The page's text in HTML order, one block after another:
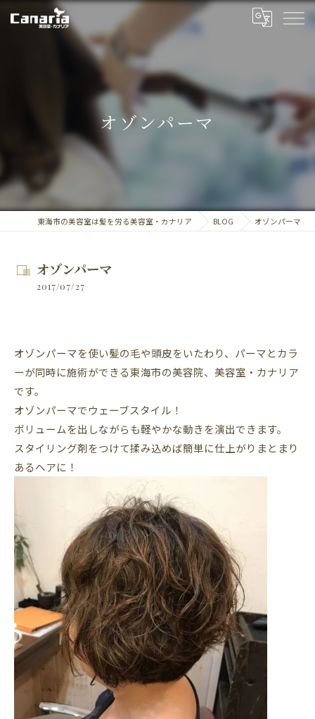
オゾンパーマ
東海市の美容室は髪を労る美容室・カナリア BLOG オゾンパーマ
オゾンパーマ
2017/07/27
オゾンパーマを使い髪の毛や頭皮をいたわり、パーマとカラ
ーが同時に施術ができる東海市の美容院、美容室・カナリア
です。
オゾンパーマでウェーブスタイル！
ボリュームを出しながらも軽やかな動きを演出できます。
スタイリング剤をつけて揉み込めば簡単に仕上がりまとまり
あるヘアに！